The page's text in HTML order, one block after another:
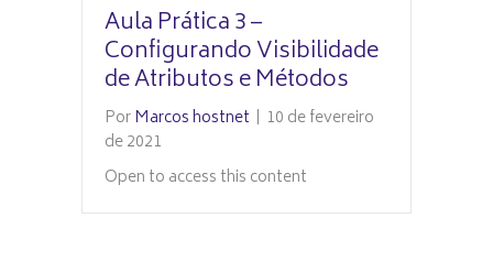
Aula Prática 3 –
Configurando Visibilidade
de Atributos e Métodos
PorMarcos hostnet | 10 de fevereiro
de 2021
Open to access this content